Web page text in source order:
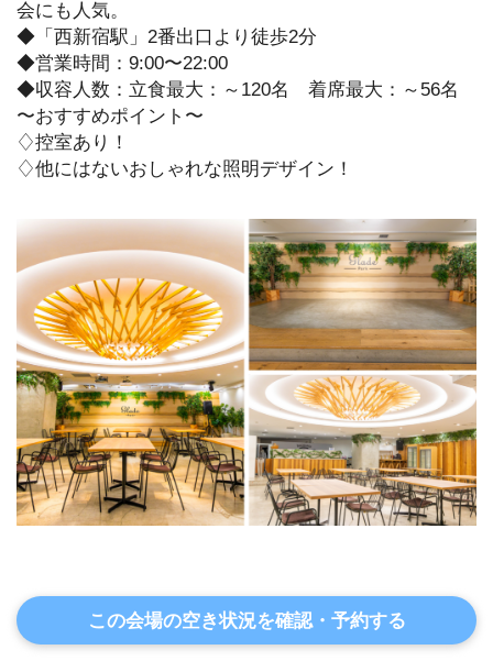
会にも人気。
◆「西新宿駅」2番出口より徒歩2分
◆営業時間：9:00〜22:00
◆収容人数：立食最大：～120名 着席最大：～56名
〜おすすめポイント〜
♢控室あり！
♢他にはないおしゃれな照明デザイン！
この会場の空き状況を確認・予約する